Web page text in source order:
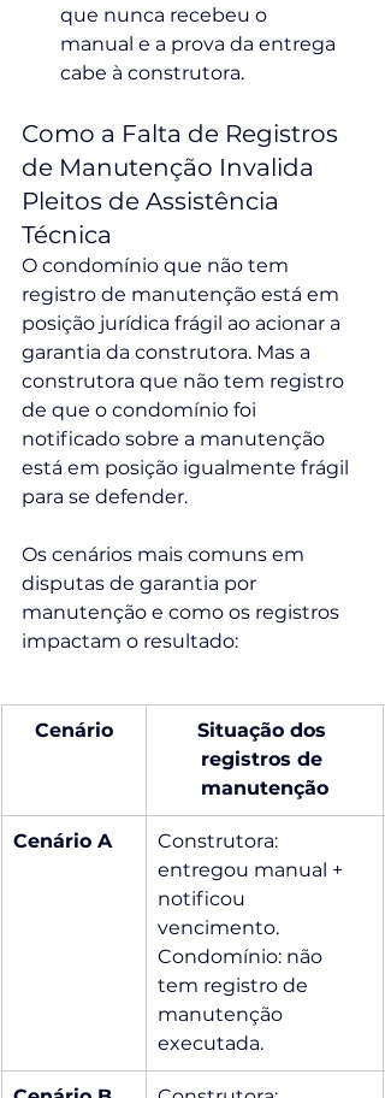
que nunca recebeu o
manual e a prova da entrega
cabe à construtora.
Como a Falta de Registros
de Manutenção Invalida
Pleitos de Assistência
Técnica
O condomínio que não tem
registro de manutenção está em
posição jurídica frágil ao acionar a
garantia da construtora. Mas a
construtora que não tem registro
de que o condomínio foi
notificado sobre a manutenção
está em posição igualmente frágil
para se defender.
Os cenários mais comuns em
disputas de garantia por
manutenção e como os registros
impactam o resultado:
Cenário
Situação dos
registros de
manutenção
Cenário A
Construtora:
entregou manual +
notificou
vencimento.
Condomínio: não
tem registro de
manutenção
executada.